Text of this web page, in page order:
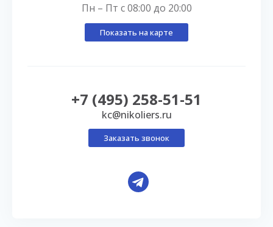
Пн – Пт с 08:00 до 20:00
Показать на карте
+7 (495) 258-51-51
kc@nikoliers.ru
Заказать звонок